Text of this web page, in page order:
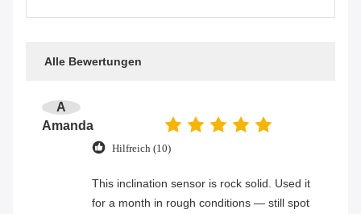
Alle Bewertungen
A
Amanda
Hilfreich (10)
This inclination sensor is rock solid. Used it
for a month in rough conditions — still spot